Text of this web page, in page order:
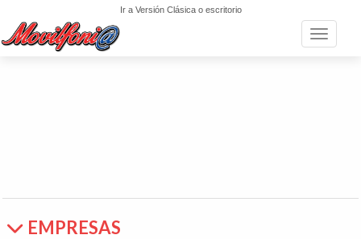
Ir a Versión Clásica o escritorio
Toggle
EMPRESAS